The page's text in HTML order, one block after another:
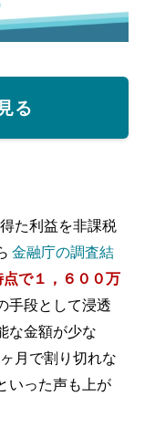
る
た利益を非課税
金融庁の調査結
で１，６００万
手段として浸透
な金額が少な
月で割り切れな
いった声も上が